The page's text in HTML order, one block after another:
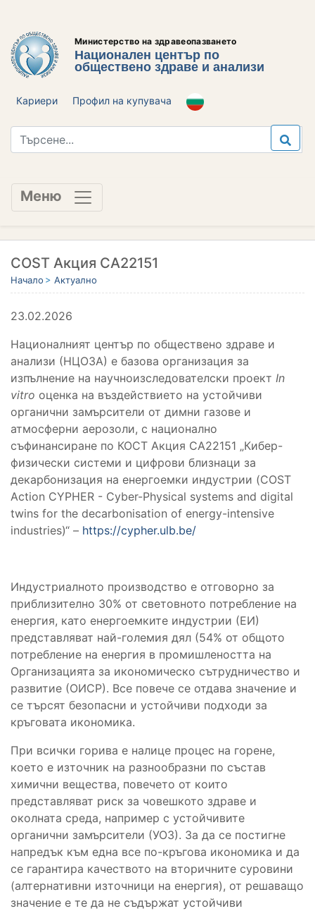
Министерство на здравеопазването
Национален център по
обществено здраве и анализи
Кариери Профил на купувача
Меню
COST Акция CA22151
Начало Актуално
23.02.2026
Националният център по обществено здраве и
анализи (НЦОЗА) е базова организация за
изпълнение на научноизследователски проект In
vitro оценка на въздействието на устойчиви
органични замърсители от димни газове и
атмосферни аерозоли, с национално
съфинансиране по КОСТ Акция CA22151 „Кибер-
физически системи и цифрови близнаци за
декарбонизация на енергоемки индустрии (COST
Action CYPHER - Cyber-Physical systems and digital
twins for the decarbonisation of energy-intensive
industries)“ – https://cypher.ulb.be/
Индустриалното производство е отговорно за
приблизително 30% от световното потребление на
енергия, като енергоемките индустрии (ЕИ)
представляват най-големия дял (54% от общото
потребление на енергия в промишлеността на
Организацията за икономическо сътрудничество и
развитие (ОИСР). Все повече се отдава значение и
се търсят безопасни и устойчиви подходи за
кръговата икономика.
При всички горива е налице процес на горене,
което е източник на разнообразни по състав
химични вещества, повечето от които
представляват риск за човешкото здраве и
околната среда, например с устойчивите
органични замърсители (УОЗ). За да се постигне
напредък към една все по-кръгова икономика и да
се гарантира качеството на вторичните суровини
(алтернативни източници на енергия), от решаващо
значение е те да не съдържат устойчиви